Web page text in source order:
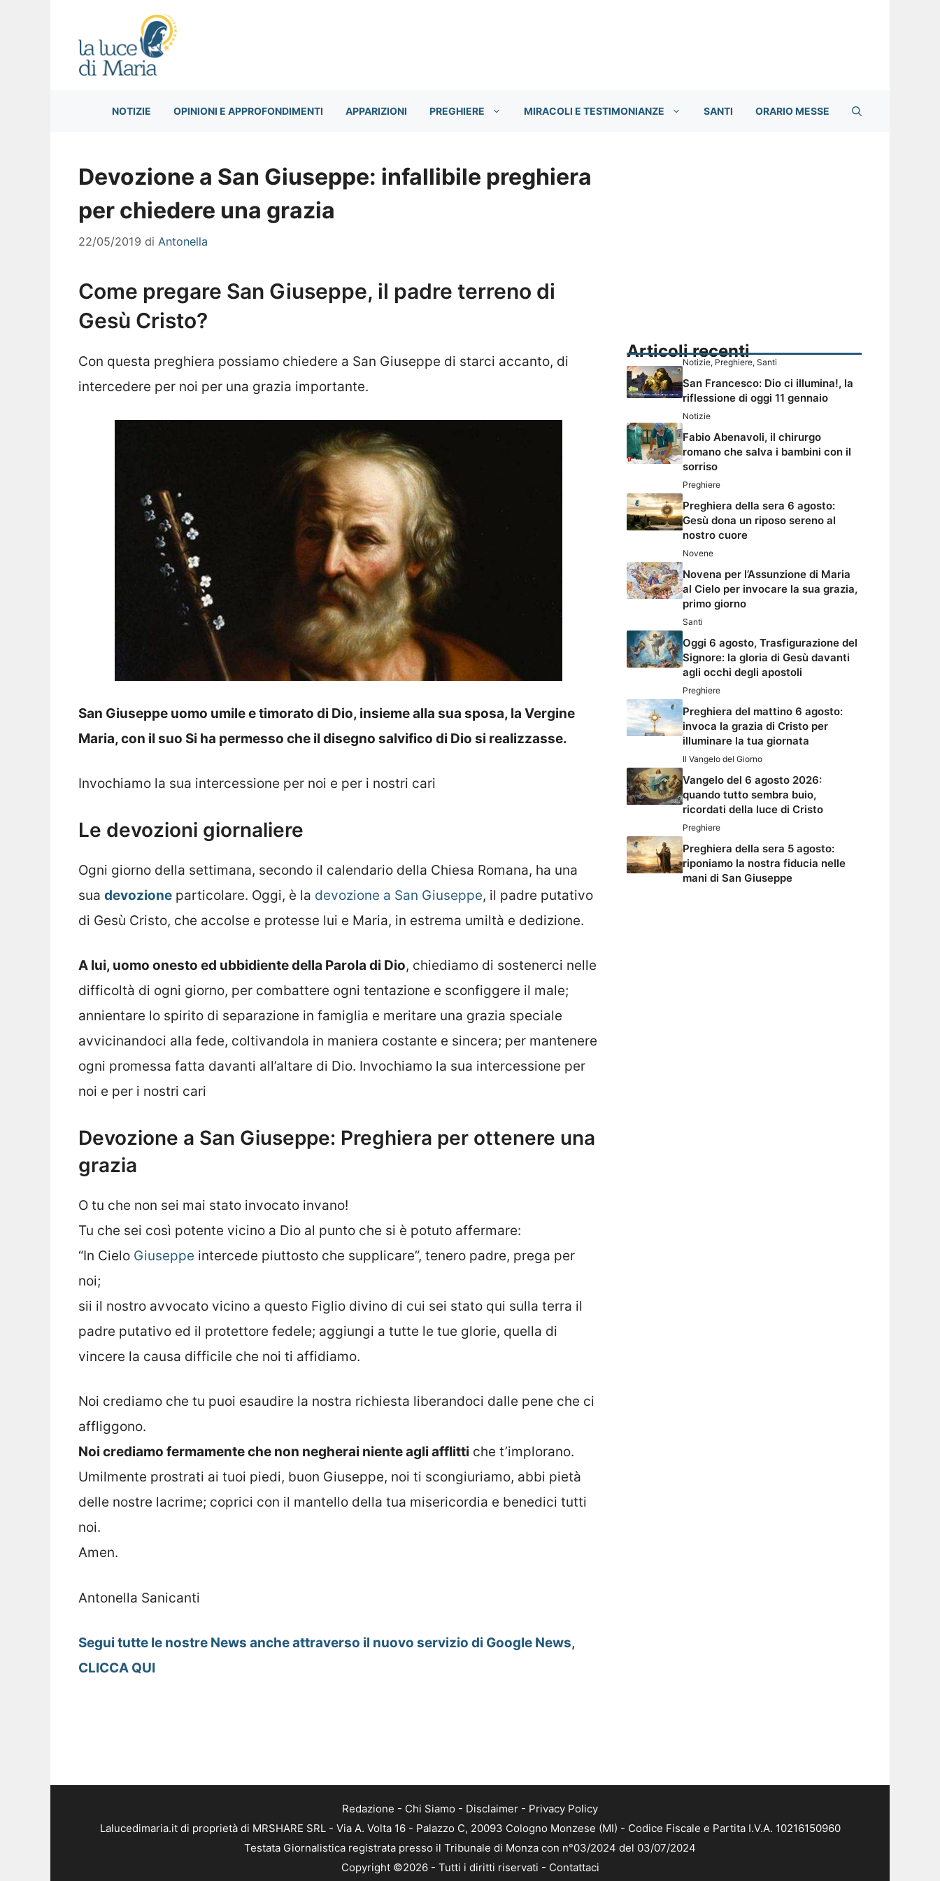
NOTIZIE OPINIONI E APPROFONDIMENTI APPARIZIONI PREGHIERE MIRACOLI E TESTIMONIANZE SANTI ORARIO MESSE
Devozione a San Giuseppe: infallibile preghiera
per chiedere una grazia
22/05/2019 di Antonella
Come pregare San Giuseppe, il padre terreno di
Gesù Cristo?
Con questa preghiera possiamo chiedere a San Giuseppe di starci accanto, di
intercedere per noi per una grazia importante.
San Giuseppe uomo umile e timorato di Dio, insieme alla sua sposa, la Vergine
Maria, con il suo Si ha permesso che il disegno salvifico di Dio si realizzasse.
Invochiamo la sua intercessione per noi e per i nostri cari
Le devozioni giornaliere
Ogni giorno della settimana, secondo il calendario della Chiesa Romana, ha una
sua devozione particolare. Oggi, è la devozione a San Giuseppe, il padre putativo
di Gesù Cristo, che accolse e protesse lui e Maria, in estrema umiltà e dedizione.
A lui, uomo onesto ed ubbidiente della Parola di Dio, chiediamo di sostenerci nelle
difficoltà di ogni giorno, per combattere ogni tentazione e sconfiggere il male;
annientare lo spirito di separazione in famiglia e meritare una grazia speciale
avvicinandoci alla fede, coltivandola in maniera costante e sincera; per mantenere
ogni promessa fatta davanti all’altare di Dio. Invochiamo la sua intercessione per
noi e per i nostri cari
Devozione a San Giuseppe: Preghiera per ottenere una
grazia
O tu che non sei mai stato invocato invano!
Tu che sei così potente vicino a Dio al punto che si è potuto affermare:
“In Cielo Giuseppe intercede piuttosto che supplicare”, tenero padre, prega per
noi;
sii il nostro avvocato vicino a questo Figlio divino di cui sei stato qui sulla terra il
padre putativo ed il protettore fedele; aggiungi a tutte le tue glorie, quella di
vincere la causa difficile che noi ti affidiamo.
Noi crediamo che tu puoi esaudire la nostra richiesta liberandoci dalle pene che ci
affliggono.
Noi crediamo fermamente che non negherai niente agli afflitti che t’implorano.
Umilmente prostrati ai tuoi piedi, buon Giuseppe, noi ti scongiuriamo, abbi pietà
delle nostre lacrime; coprici con il mantello della tua misericordia e benedici tutti
noi.
Amen.
Antonella Sanicanti
Segui tutte le nostre News anche attraverso il nuovo servizio di Google News,
CLICCA QUI
Articoli recenti
Notizie, Preghiere, Santi
San Francesco: Dio ci illumina!, la
riflessione di oggi 11 gennaio
Notizie
Fabio Abenavoli, il chirurgo
romano che salva i bambini con il
sorriso
Preghiere
Preghiera della sera 6 agosto:
Gesù dona un riposo sereno al
nostro cuore
Novene
Novena per l’Assunzione di Maria
al Cielo per invocare la sua grazia,
primo giorno
Santi
Oggi 6 agosto, Trasfigurazione del
Signore: la gloria di Gesù davanti
agli occhi degli apostoli
Preghiere
Preghiera del mattino 6 agosto:
invoca la grazia di Cristo per
illuminare la tua giornata
Il Vangelo del Giorno
Vangelo del 6 agosto 2026:
quando tutto sembra buio,
ricordati della luce di Cristo
Preghiere
Preghiera della sera 5 agosto:
riponiamo la nostra fiducia nelle
mani di San Giuseppe
Redazione - Chi Siamo - Disclaimer - Privacy Policy
Lalucedimaria.it di proprietà di MRSHARE SRL - Via A. Volta 16 - Palazzo C, 20093 Cologno Monzese (MI) - Codice Fiscale e Partita I.V.A. 10216150960
Testata Giornalistica registrata presso il Tribunale di Monza con n°03/2024 del 03/07/2024
Copyright ©2026 - Tutti i diritti riservati - Contattaci